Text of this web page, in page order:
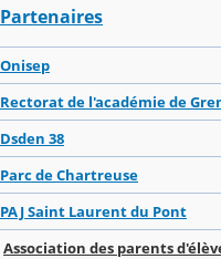
Partenaires
Onisep
Rectorat de l'académie de
Dsden 38
Parc de Chartreuse
PAJ Saint Laurent du Pont
Association des parents